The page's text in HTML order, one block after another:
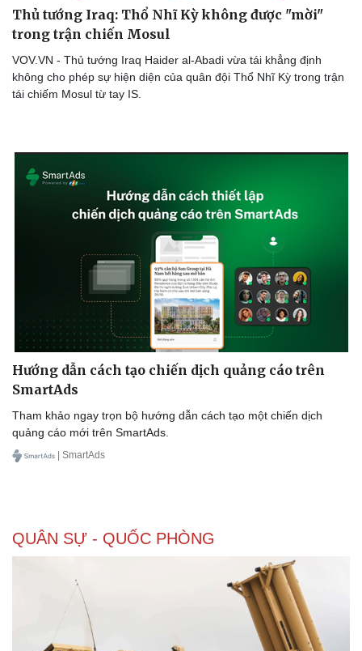
Thủ tướng Iraq: Thổ Nhĩ Kỳ không được "mời"
trong trận chiến Mosul
VOV.VN - Thủ tướng Iraq Haider al-Abadi vừa tái khẳng định
không cho phép sự hiện diện của quân đội Thổ Nhĩ Kỳ trong trận
tái chiếm Mosul từ tay IS.
Hướng dẫn cách tạo chiến dịch quảng cáo trên
SmartAds
Tham khảo ngay trọn bộ hướng dẫn cách tạo một chiến dịch
quảng cáo mới trên SmartAds.
| SmartAds
QUÂN SỰ - QUỐC PHÒNG